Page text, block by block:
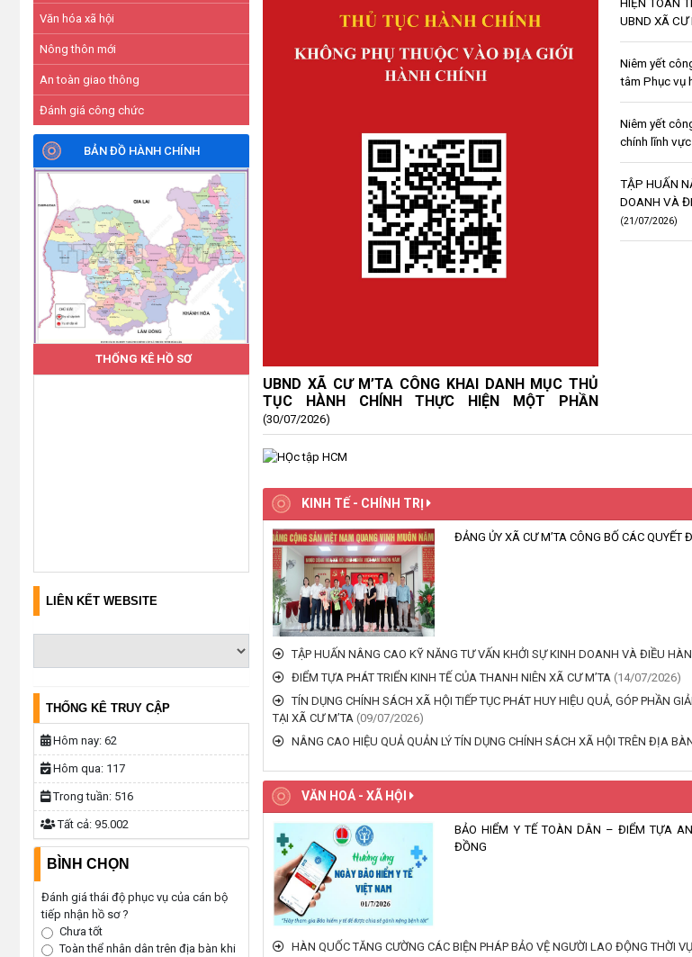
Văn hóa xã hội
Nông thôn mới
An toàn giao thông
Đánh giá công chức
BẢN ĐỒ HÀNH CHÍNH
THỐNG KÊ HỒ SƠ
LIÊN KẾT WEBSITE
THỐNG KÊ TRUY CẬP
Hôm nay: 62
Hôm qua: 117
Trong tuần: 516
Tất cả: 95.002
BÌNH CHỌN
Đánh giá thái độ phục vụ của cán bộ
tiếp nhận hồ sơ ?
Chưa tốt
Toàn thể nhân dân trên địa bàn khi
UBND XÃ CƯ M’TA CÔNG KHAI DANH MỤC THỦ
TỤC HÀNH CHÍNH THỰC HIỆN MỘT PHẦN
(30/07/2026)
UBND XÃ CƯ
Niêm yết
tâm Phục vụ
Niêm yết
chính lĩnh
TẬP HUẤN
DOANH VÀ
(21/07/2026)
KINH TẾ - CHÍNH TRỊ
ĐẢNG ỦY XÃ CƯ M’TA CÔNG BỐ CÁC QUYẾT
TẬP HUẤN NÂNG CAO KỸ NĂNG TƯ VẤN KHỞI SỰ KINH DOANH VÀ ĐIỀU
ĐIỂM TỰA PHÁT TRIỂN KINH TẾ CỦA THANH NIÊN XÃ CƯ M’TA (14/07/2026)
TÍN DỤNG CHÍNH SÁCH XÃ HỘI TIẾP TỤC PHÁT HUY HIỆU QUẢ, GÓP PHẦN
TẠI XÃ CƯ M’TA (09/07/2026)
NÂNG CAO HIỆU QUẢ QUẢN LÝ TÍN DỤNG CHÍNH SÁCH XÃ HỘI TRÊN ĐỊA
VĂN HOÁ - XÃ HỘI
BẢO HIỂM Y TẾ TOÀN DÂN – ĐIỂM TỰA
ĐỒNG
HÀN QUỐC TĂNG CƯỜNG CÁC BIỆN PHÁP BẢO VỆ NGƯỜI LAO ĐỘNG THỜI